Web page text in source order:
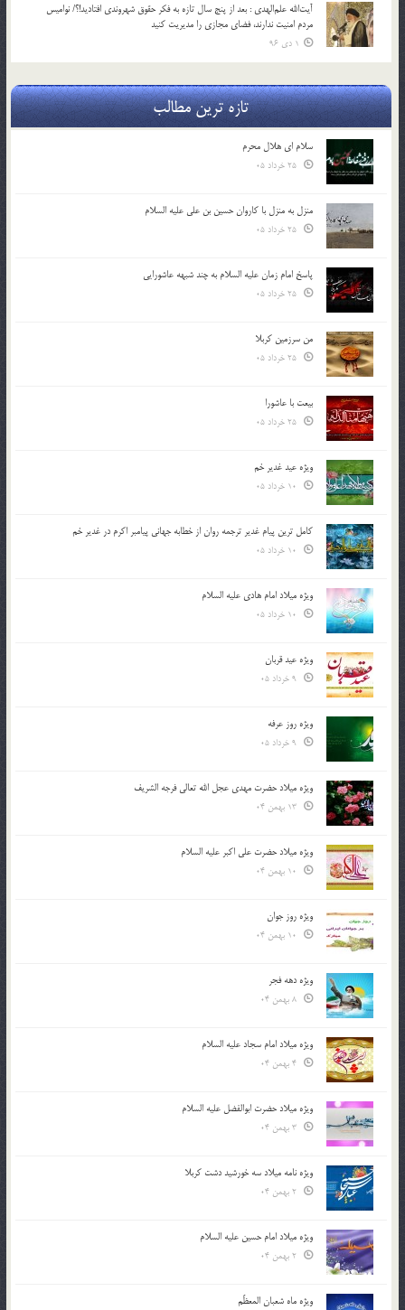
آیت‌الله علم‌الهدی : بعد از پنج سال تازه به فکر حقوق شهروندی افتادید!؟/ نوامیس
مردم امنیت ندارند، فضای مجازی را مدیریت کنید
1 دی 96
تازه ترین مطالب
سلام ای هلال محرم
منزل به منزل با کاروان حسین بن علی علیه السلام
پاسخ امام زمان علیه السلام به چند شبهه عاشورایی
من سرزمین کربلا
بیعت با عاشورا
ویژه عید غدیر خم
کامل ترین پیام غدیر ترجمه روان از خطابه جهانی پیامبر اکرم در غدیر خم
ویژه میلاد امام هادی علیه السلام
ویژه عید قربان
ویژه روز عرفه
ویژه میلاد حضرت مهدی عجل الله تعالی فرجه الشريف
ویژه میلاد حضرت علی اکبر علیه السلام
ویژه روز جوان
ویژه دهه فجر
ویژه میلاد امام سجاد علیه السلام
ویژه میلاد حضرت ابوالفضل علیه السلام
ویژه نامه میلاد سه خورشید دشت کربلا
ویژه میلاد امام حسین علیه السلام
ویژه ماه شعبان المعظّم